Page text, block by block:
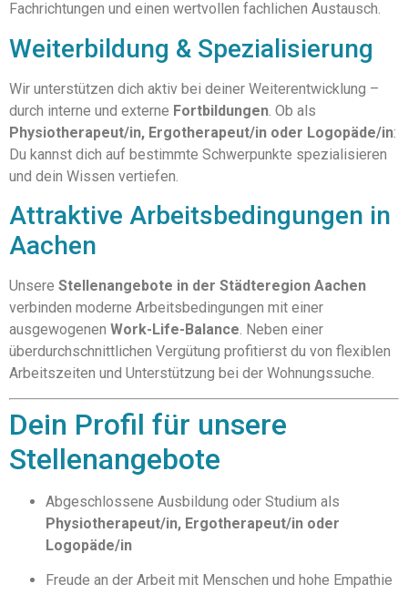
Fachrichtungen und einen wertvollen fachlichen Austausch.
Weiterbildung & Spezialisierung
Wir unterstützen dich aktiv bei deiner Weiterentwicklung –
durch interne und externe Fortbildungen . Ob als
Physiotherapeut/in, Ergotherapeut/in oder Logopäde/in:
Du kannst dich auf bestimmte Schwerpunkte spezialisieren
und dein Wissen vertiefen.
Attraktive Arbeitsbedingungen in
Aachen
Unsere Stellenangebote in der Städteregion Aachen
verbinden moderne Arbeitsbedingungen mit einer
ausgewogenen Work-Life-Balance. Neben einer
überdurchschnittlichen Vergütung profitierst du von flexiblen
Arbeitszeiten und Unterstützung bei der Wohnungssuche.
Dein Profil für unsere
Stellenangebote
Abgeschlossene Ausbildung oder Studium als
Physiotherapeut/in, Ergotherapeut/in oder
Logopäde/in
Freude an der Arbeit mit Menschen und hohe Empathie